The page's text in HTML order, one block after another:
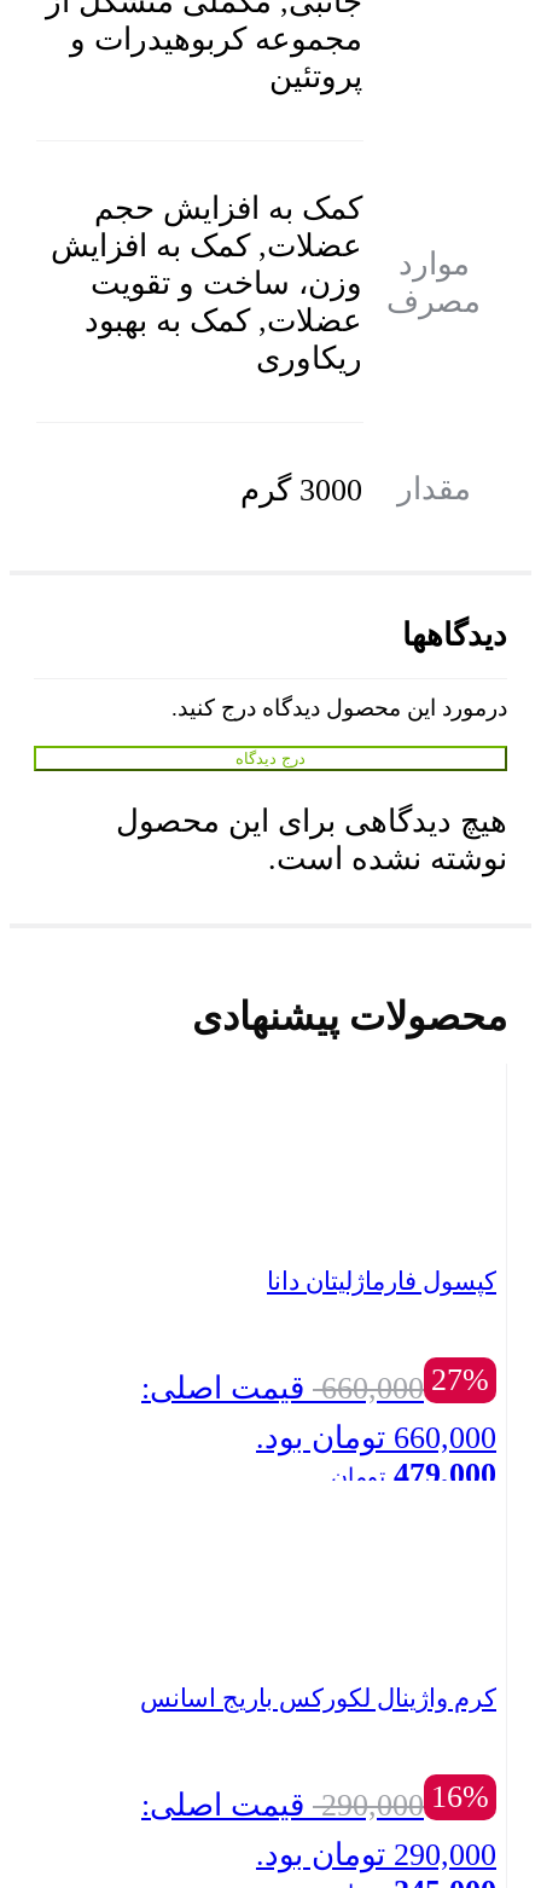
مجموعه کربوهیدرات و
پروتئین
موارد
مصرف
کمک به افزایش حجم
عضلات, کمک به افزایش
وزن، ساخت و تقویت
عضلات, کمک به بهبود
ریکاوری
مقدار 3000 گرم
دیدگاهها
درمورد این محصول دیدگاه درج کنید.
درج دیدگاه
هیچ دیدگاهی برای این محصول
نوشته نشده است.
محصولات پیشنهادی
کپسول فارماژلیتان دانا
27%
660,000 قیمت اصلی:
660,000 تومان بود.
479,000 تومان
کرم واژینال لکورکس باریج اسانس
16%
290,000 قیمت اصلی:
290,000 تومان بود.